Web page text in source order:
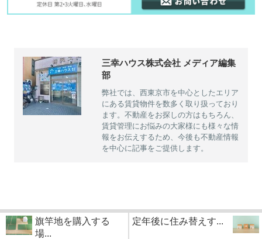
三幸ハウス株式会社 メディア編集
部
弊社では、西東京市を中心としたエリア
にある賃貸物件を数多く取り扱っており
ます。不動産をお探しの方はもちろん、
賃貸管理にお悩みの大家様にも様々な情
報をお伝えするため、今後も不動産情報
を中心に記事をご提供します。
旗竿地を購入する
場...
定年後に住み替えす...